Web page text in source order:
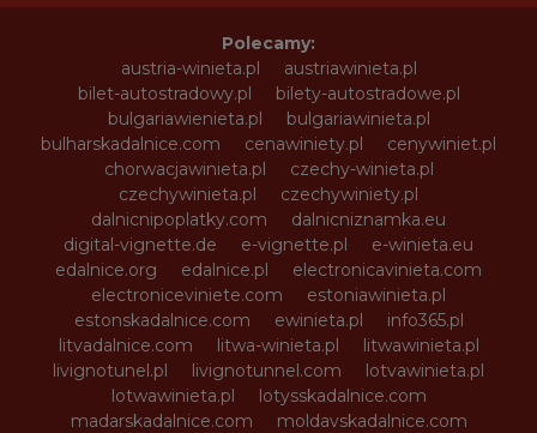
Polecamy:
austria-winieta.pl
austriawinieta.pl
bilet-autostradowy.pl
bilety-autostradowe.pl
bulgariawienieta.pl
bulgariawinieta.pl
bulharskadalnice.com
cenawiniety.pl
cenywiniet.pl
chorwacjawinieta.pl
czechy-winieta.pl
czechywinieta.pl
czechywiniety.pl
dalnicnipoplatky.com
dalnicniznamka.eu
digital-vignette.de
e-vignette.pl
e-winieta.eu
edalnice.org
edalnice.pl
electronicavinieta.com
electroniceviniete.com
estoniawinieta.pl
estonskadalnice.com
ewinieta.pl
info365.pl
litvadalnice.com
litwa-winieta.pl
litwawinieta.pl
livignotunel.pl
livignotunnel.com
lotvawinieta.pl
lotwawinieta.pl
lotysskadalnice.com
madarskadalnice.com
moldavskadalnice.com